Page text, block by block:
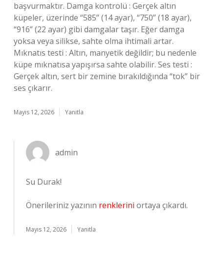
başvurmaktır. Damga kontrolü : Gerçek altın
küpeler, üzerinde “585” (14 ayar), “750” (18 ayar),
“916” (22 ayar) gibi damgalar taşır. Eğer damga
yoksa veya silikse, sahte olma ihtimali artar.
Mıknatıs testi : Altın, manyetik değildir; bu nedenle
küpe mıknatısa yapışırsa sahte olabilir. Ses testi :
Gerçek altın, sert bir zemine bırakıldığında “tok” bir
ses çıkarır.
Mayıs 12, 2026 Yanıtla
admin
Su Durak!
Önerileriniz yazının renklerini ortaya çıkardı.
Mayıs 12, 2026 Yanıtla